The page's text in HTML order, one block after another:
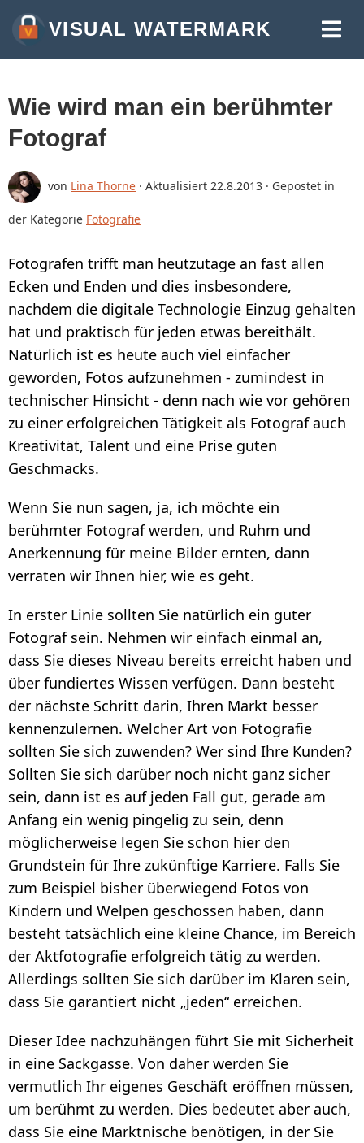
VISUAL WATERMARK
WASSERZEICHEN FÜR FOTOS ERSTELLEN
WASSERZEICHEN FÜR VIDEOS VERSEHEN
WASSERZEICHEN IN PDF EINFÜGEN
BILDER ZUSCHNEIDEN
BILDER KOMPRIMIEREN
BILDGRÖSSE ÄNDERN
TEXT IN FOTO EINFÜGEN
BILD UNSCHARF MACHEN
KAUFEN
KUNDENDIENST:
KUNDENSERVICE KONTAKTIEREN
AKTIVIERUNGSSCHLÜSSELS
WIE SETZT MAN WASSERZEICHEN AUF
FOTOS
WIE VERSIEHT MAN VIDEOS MIT DEM
BLOG:
ALLE ARTIKEL
INSTAGRAM MIT DEM WASSERZEICHEN
WAS IST EIN WASSERZEICHEN?
SO KÖNNEN SIE AUF ANDROID
WASSERZEICHEN IN FOTOS EINFÜGEN
SO KÖNNEN SIE IN PHOTOSHOP EIN
WASSERZEICHEN ERSTELLEN
WIE SIE IN WORD EIN WASSERZEICHEN
EINFÜGEN
KOSTENLOS DOWNLOAD
Wie wird man ein berühmter
Fotograf
von Lina Thorne · Aktualisiert 22.8.2013 · Gepostet in
der Kategorie Fotografie
Fotografen trifft man heutzutage an fast allen
Ecken und Enden und dies insbesondere,
nachdem die digitale Technologie Einzug gehalten
hat und praktisch für jeden etwas bereithält.
Natürlich ist es heute auch viel einfacher
geworden, Fotos aufzunehmen - zumindest in
technischer Hinsicht - denn nach wie vor gehören
zu einer erfolgreichen Tätigkeit als Fotograf auch
Kreativität, Talent und eine Prise guten
Geschmacks.
Wenn Sie nun sagen, ja, ich möchte ein
berühmter Fotograf werden, und Ruhm und
Anerkennung für meine Bilder ernten, dann
verraten wir Ihnen hier, wie es geht.
In erster Linie sollten Sie natürlich ein guter
Fotograf sein. Nehmen wir einfach einmal an,
dass Sie dieses Niveau bereits erreicht haben und
über fundiertes Wissen verfügen. Dann besteht
der nächste Schritt darin, Ihren Markt besser
kennenzulernen. Welcher Art von Fotografie
sollten Sie sich zuwenden? Wer sind Ihre Kunden?
Sollten Sie sich darüber noch nicht ganz sicher
sein, dann ist es auf jeden Fall gut, gerade am
Anfang ein wenig pingelig zu sein, denn
möglicherweise legen Sie schon hier den
Grundstein für Ihre zukünftige Karriere. Falls Sie
zum Beispiel bisher überwiegend Fotos von
Kindern und Welpen geschossen haben, dann
besteht tatsächlich eine kleine Chance, im Bereich
der Aktfotografie erfolgreich tätig zu werden.
Allerdings sollten Sie sich darüber im Klaren sein,
dass Sie garantiert nicht „jeden“ erreichen.
Dieser Idee nachzuhängen führt Sie mit Sicherheit
in eine Sackgasse. Von daher werden Sie
vermutlich Ihr eigenes Geschäft eröffnen müssen,
um berühmt zu werden. Dies bedeutet aber auch,
dass Sie eine Marktnische benötigen, in der Sie